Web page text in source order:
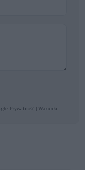
Prywatność | Warunki